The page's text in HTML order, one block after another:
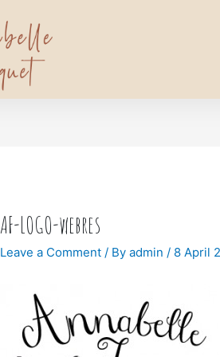
AF-LOGO-webres
Leave a Comment / Byadmin/ 8 April